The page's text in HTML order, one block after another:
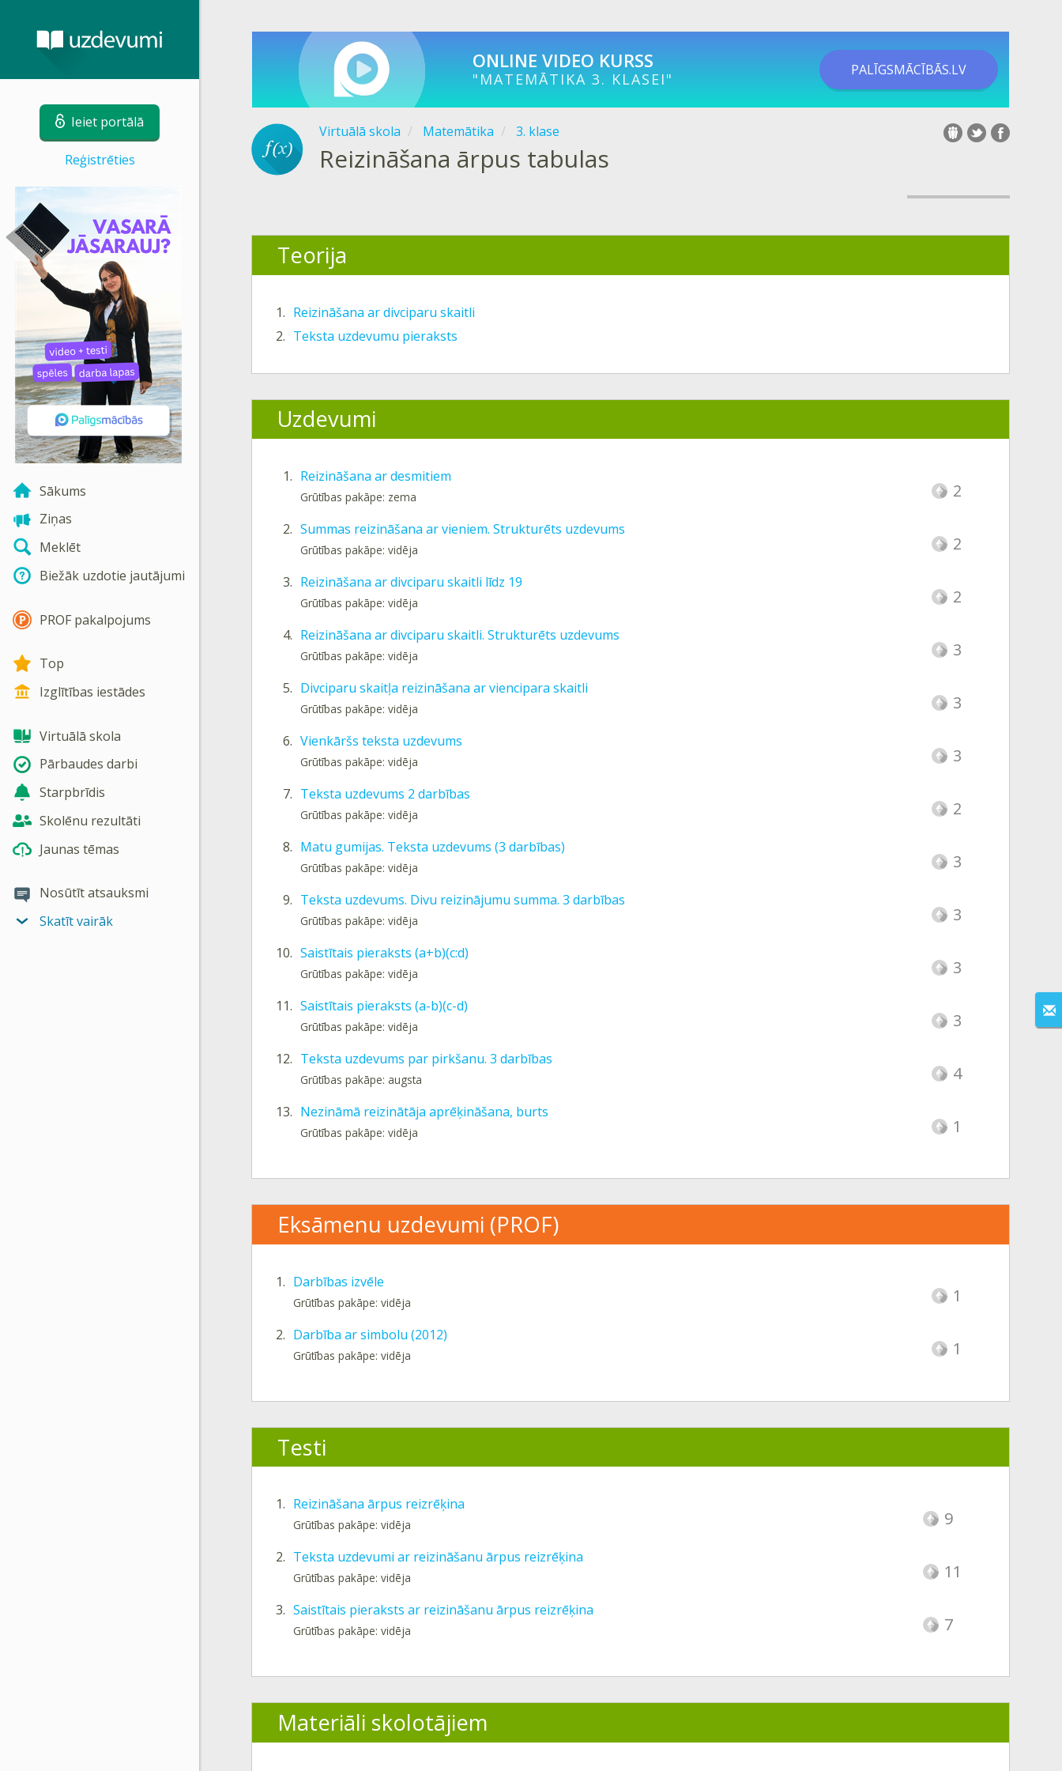
Ieiet portālā
Reģistrēties
Sākums
Ziņas
Meklēt
Biežāk uzdotie jautājumi
PROF pakalpojums
Top
Izglītības iestādes
Virtuālā skola
Pārbaudes darbi
Starpbrīdis
Skolēnu rezultāti
Jaunas tēmas
Nosūtīt atsauksmi
Skatīt vairāk
ONLINE VIDEO KURSS
"MATEMĀTIKA 3. KLASEI" PALĪGSMĀCĪBĀS.LV
Virtuālā skola Matemātika 3. klase
Reizināšana ārpus tabulas
Teorija
1. Reizināšana ar divciparu skaitli
2. Teksta uzdevumu pieraksts
Uzdevumi
1. Reizināšana ar desmitiem
Grūtības pakāpe: zema 2
2. Summas reizināšana ar vieniem. Strukturēts uzdevums
Grūtības pakāpe: vidēja 2
3. Reizināšana ar divciparu skaitli līdz 19
Grūtības pakāpe: vidēja 2
4. Reizināšana ar divciparu skaitli. Strukturēts uzdevums
Grūtības pakāpe: vidēja 3
5. Divciparu skaitļa reizināšana ar viencipara skaitli
Grūtības pakāpe: vidēja 3
6. Vienkāršs teksta uzdevums
Grūtības pakāpe: vidēja 3
7. Teksta uzdevums 2 darbības
Grūtības pakāpe: vidēja 2
8. Matu gumijas. Teksta uzdevums (3 darbības)
Grūtības pakāpe: vidēja 3
9. Teksta uzdevums. Divu reizinājumu summa. 3 darbības
Grūtības pakāpe: vidēja 3
10. Saistītais pieraksts (a+b)(c:d)
Grūtības pakāpe: vidēja 3
11. Saistītais pieraksts (a-b)(c-d)
Grūtības pakāpe: vidēja 3
12. Teksta uzdevums par pirkšanu. 3 darbības
Grūtības pakāpe: augsta 4
13. Nezināmā reizinātāja aprēķināšana, burts
Grūtības pakāpe: vidēja 1
Eksāmenu uzdevumi (PROF)
1. Darbības izvēle
Grūtības pakāpe: vidēja 1
2. Darbība ar simbolu (2012)
Grūtības pakāpe: vidēja 1
Testi
1. Reizināšana ārpus reizrēķina
Grūtības pakāpe: vidēja 9
2. Teksta uzdevumi ar reizināšanu ārpus reizrēķina
Grūtības pakāpe: vidēja 11
3. Saistītais pieraksts ar reizināšanu ārpus reizrēķina
Grūtības pakāpe: vidēja 7
Materiāli skolotājiem